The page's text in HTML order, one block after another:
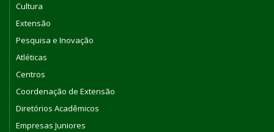
Cultura
Extensão
Pesquisa e Inovação
Atléticas
Centros
Coordenação de Extensão
Diretórios Acadêmicos
Empresas Juniores